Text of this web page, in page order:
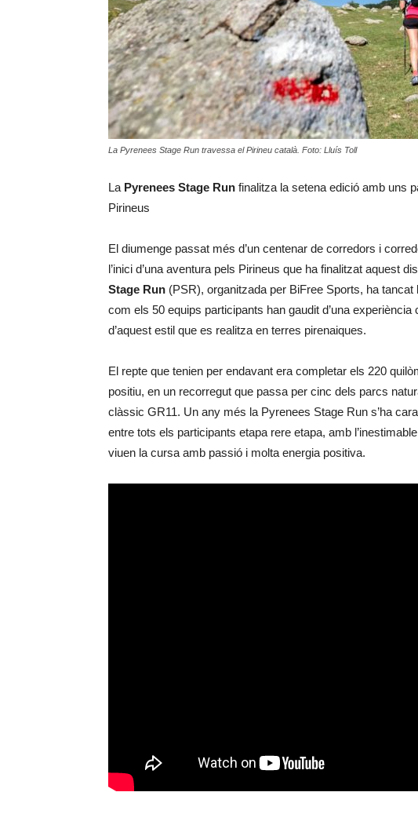
La Pyrenees Stage Run travessa el Pirineu català. Foto: Lluís Toll
La Pyrenees Stage Run finalitza la setena edició amb uns
Pirineus
El diumenge passat més d’un centenar de corredors i
l’inici d’una aventura pels Pirineus que ha finalitzat aquest
Stage Run (PSR), organitzada per BiFree Sports, ha
com els 50 equips participants han gaudit d’una experiència
d’aquest estil que es realitza en terres pirenaiques.
El repte que tenien per endavant era completar els 220
positiu, en un recorregut que passa per cinc dels parcs
clàssic GR11. Un any més la Pyrenees Stage Run s’ha
entre tots els participants etapa rere etapa, amb
viuen la cursa amb passió i molta energia positiva.